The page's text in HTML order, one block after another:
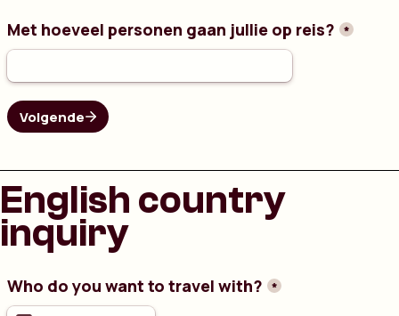
English country
inquiry